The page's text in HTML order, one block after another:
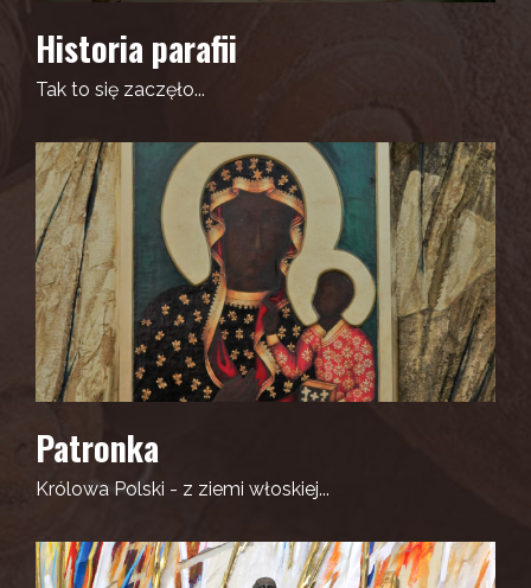
Historia parafii
Tak to się zaczęło...
Patronka
Królowa Polski - z ziemi włoskiej...